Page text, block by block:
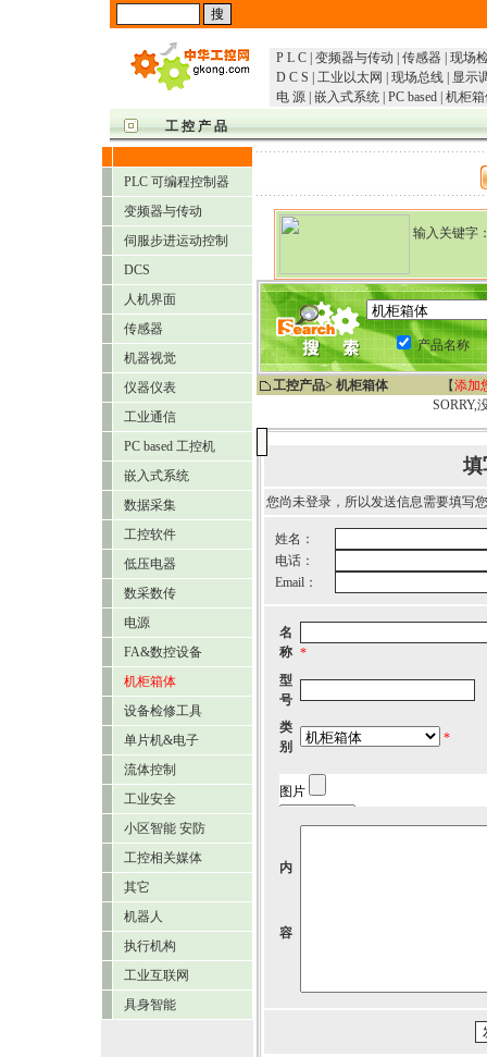
P L C 变频器与传动 传感器 现场
D C S
工业以太网 现场总线
显示
电 源 嵌入式系统 PC based 机柜
工 控 产 品
PLC 可编程控制器
变频器与传动
伺服步进运动控制
DCS
人机界面
传感器
机器视觉
仪器仪表
工业通信
PC based 工控机
嵌入式系统
数据采集
工控软件
低压电器
数采数传
电源
FA&数控设备
机柜箱体
设备检修工具
单片机&电子
流体控制
工业安全
小区智能 安防
工控相关媒体
其它
机器人
执行机构
工业互联网
具身智能
输入关键字
产品名称
工控产品> 机柜箱体 【添加
SORRY,
填
您尚未登录，所以发送信息需要填写
姓名：
电话：
Email：
名
称 *
型
号
类
别
*
内
容